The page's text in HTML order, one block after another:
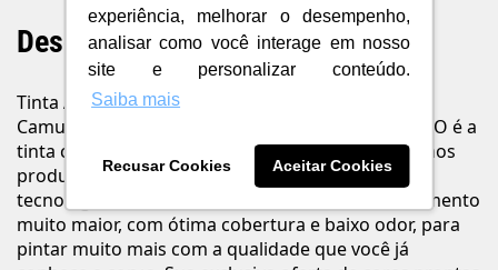
experiência, melhorar o desempenho,
analisar como você interage em nosso
site e personalizar conteúdo.
Saiba mais
Recusar Cookies Aceitar Cookies
Descrição do Produto
Tinta Acrílica Standard Fosco Rende Muito 3,2L
Camurça - Coral Cód.: 5761919 Coral RENDE MUITO é a
tinta concentrada que permite diluição superior aos
produtos convencionais, graças à sua exclusiva
tecnologia TIXOPLUSTM. O resultado é um rendimento
muito maior, com ótima cobertura e baixo odor, para
pintar muito mais com a qualidade que você já